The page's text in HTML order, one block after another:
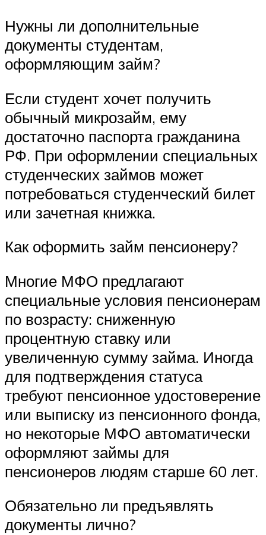
Нужны ли дополнительные
документы студентам,
оформляющим займ?
Если студент хочет получить
обычный микрозайм, ему
достаточно паспорта гражданина
РФ. При оформлении специальных
студенческих займов может
потребоваться студенческий билет
или зачетная книжка.
Как оформить займ пенсионеру?
Многие МФО предлагают
специальные условия пенсионерам
по возрасту: сниженную
процентную ставку или
увеличенную сумму займа. Иногда
для подтверждения статуса
требуют пенсионное удостоверение
или выписку из пенсионного фонда,
но некоторые МФО автоматически
оформляют займы для
пенсионеров людям старше 60 лет.
Обязательно ли предъявлять
документы лично?